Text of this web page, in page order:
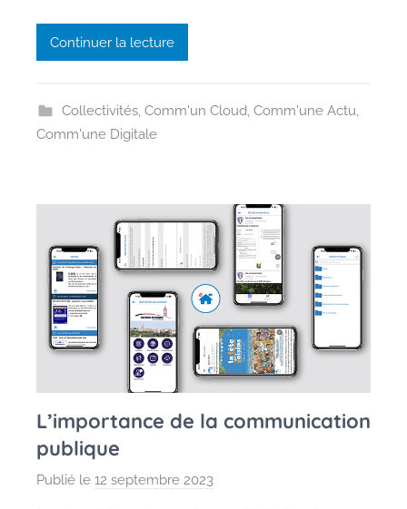
Continuer la lecture
Collectivités, Comm'un Cloud, Comm'une Actu,
Comm'une Digitale
L’importance de la communication
publique
Publié le 12 septembre 2023